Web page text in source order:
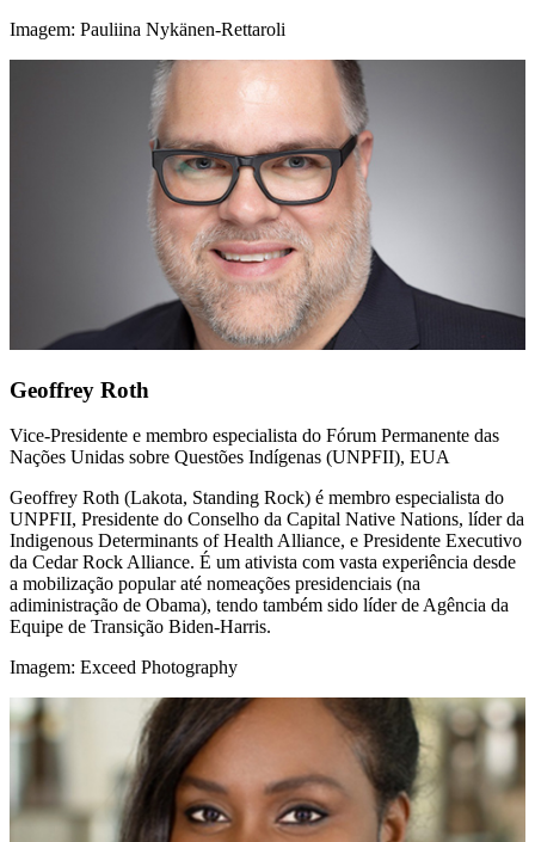
Imagem: Pauliina Nykänen-Rettaroli
Geoffrey Roth
Vice-Presidente e membro especialista do Fórum Permanente das
Nações Unidas sobre Questões Indígenas (UNPFII), EUA
Geoffrey Roth (Lakota, Standing Rock) é membro especialista do
UNPFII, Presidente do Conselho da Capital Native Nations, líder da
Indigenous Determinants of Health Alliance, e Presidente Executivo
da Cedar Rock Alliance. É um ativista com vasta experiência desde
a mobilização popular até nomeações presidenciais (na
adiministração de Obama), tendo também sido líder de Agência da
Equipe de Transição Biden-Harris.
Imagem: Exceed Photography